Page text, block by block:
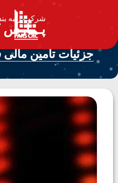
شرکت رتبه
پـــارس
جزئیات تامین مالی